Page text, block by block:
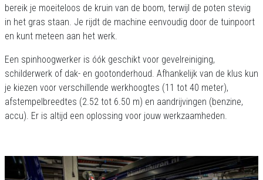
bereik je moeiteloos de kruin van de boom, terwijl de poten stevig
in het gras staan. Je rijdt de machine eenvoudig door de tuinpoort
en kunt meteen aan het werk.
Een spinhoogwerker is óók geschikt voor gevelreiniging,
schilderwerk of dak- en gootonderhoud. Afhankelijk van de klus kun
je kiezen voor verschillende werkhoogtes (11 tot 40 meter),
afstempelbreedtes (2.52 tot 6.50 m) en aandrijvingen (benzine,
accu). Er is altijd een oplossing voor jouw werkzaamheden.